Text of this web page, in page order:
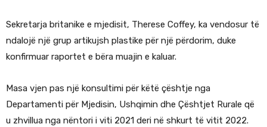
Sekretarja britanike e mjedisit, Therese Coffey, ka vendosur të
ndalojë një grup artikujsh plastike për një përdorim, duke
konfirmuar raportet e bëra muajin e kaluar.
Masa vjen pas një konsultimi për këtë çështje nga
Departamenti për Mjedisin, Ushqimin dhe Çështjet Rurale që
u zhvillua nga nëntori i viti 2021 deri në shkurt të vitit 2022.